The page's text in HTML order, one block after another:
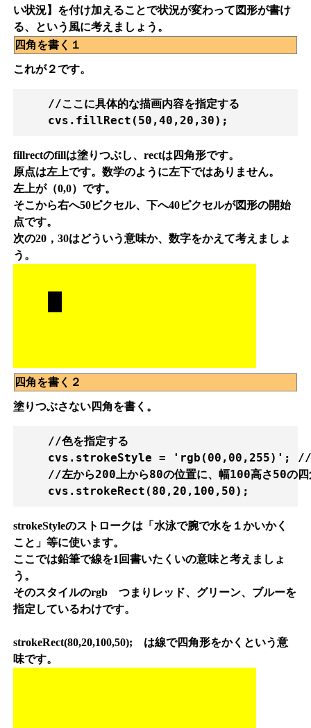
い状況】を付け加えることで状況が変わって図形が書け
る、という風に考えましょう。
四角を書く１
これが２です。
    //ここに具体的な描画内容を指定する
fillrectのfillは塗りつぶし、rectは四角形です。
原点は左上です。数学のように左下ではありません。
左上が（0,0）です。
そこから右へ50ピクセル、下へ40ピクセルが図形の開始
点です。
次の20，30はどういう意味か、数字をかえて考えましょ
う。
四角を書く２
塗りつぶさない四角を書く。
    //色を指定する
cvs.strokeStyle = 'rgb(00,00,255)'; //
//左から200上から80の位置に、幅100高さ50の四
strokeStyleのストロークは「水泳で腕で水を１かいかく
こと」等に使います。
ここでは鉛筆で線を1回書いたくいの意味と考えましょ
う。
そのスタイルのrgb つまりレッド、グリーン、ブルーを
指定しているわけです。
strokeRect(80,20,100,50); は線で四角形をかくという意
味です。